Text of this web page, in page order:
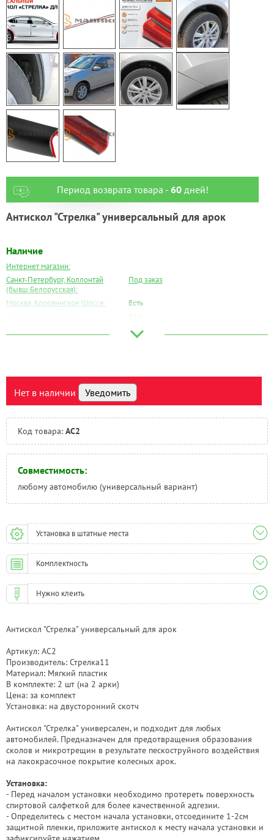
Период возврата товара - 60дней!
Антискол "Стрелка" универсальный для арок
Наличие
Интернет магазин:
Санкт-Петербург, Коллонтай
(бывш.Белорусская):
Под заказ
Москва, Коровинское Шоссе:
Есть
Под заказ
Под заказ
Тюмень:
Под заказ
Нет в наличии Уведомить
Код товара: AC2
Совместимость:
любому автомобилю (универсальный вариант)
Установка в штатные места
Комплектность
Нужно клеить
Антискол "Стрелка" универсальный для арок
Артикул: AC2
Производитель: Стрелка11
Материал: Мягкий пластик
В комплекте: 2 шт (на 2 арки)
Цена: за комплект
Установка: на двусторонний скотч
Антискол "Стрелка" универсален, и подходит для любых
автомобилей. Предназначен для предотвращения образования
сколов и микротрещин в результате пескоструйного воздействия
на лакокрасочное покрытие колесных арок.
Установка:
- Перед началом установки необходимо протереть поверхность
спиртовой салфеткой для более качественной адгезии.
- Определитесь с местом начала установки, отсоедините 1-2см
защитной пленки, приложите антискол к месту начала установки и